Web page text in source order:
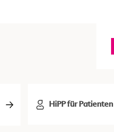
HiPP für Patienten